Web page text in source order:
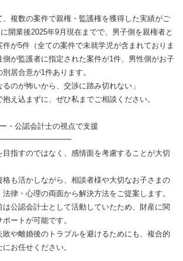
、複数の案件で親権・監護権を獲得した実績がご
開業後2025年9月現在までで、男子側を親権者と
件が5件（全ての案件で未就学児が含まれておりま
側が監護者に指定された案件が1件、男性側がお子
居合意が1件あります。
るのが怖いから、交渉に踏み切れない」
え込まずに、ぜひ私までご相談ください。
・公認会計士の視点で支援
指すのではなく、感情面を考慮することが大切
格も活かしながら、相談者様や大切なお子さまの
律・心理の両面から解決方法をご提案します。
は公認会計士として活動していたため、財産に関
ートが可能です。
や離婚後のトラブルを避けるためにも、複合的
お任せください。